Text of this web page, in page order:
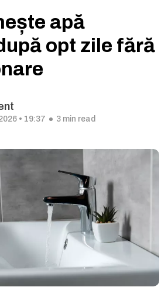
apă
opt zile fără
• 19:37 3 min read